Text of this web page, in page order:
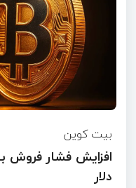
بیت کوین
دلار